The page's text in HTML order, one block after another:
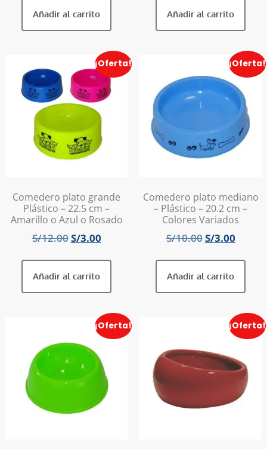
Añadir al carrito Añadir al carrito
¡Oferta!
Comedero plato grande
Plástico – 22.5 cm –
Amarillo o Azul o Rosado
S/12.00S/3.00
Añadir al carrito
¡Oferta!
Comedero plato mediano
– Plástico – 20.2 cm –
Colores Variados
S/10.00S/3.00
Añadir al carrito
¡Oferta! ¡Oferta!